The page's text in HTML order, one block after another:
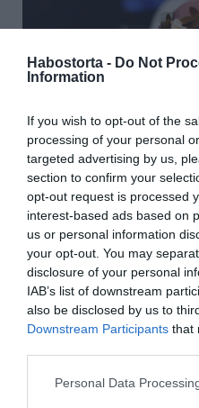
Habostorta - Do Not
Information
If you wish to opt-out of the
processing of your personal
targeted advertising by us,
section to confirm your
opt-out request is processed
interest-based ads based on
us or personal information
your opt-out. You may
disclosure of your personal
IAB’s list of downstream
also be disclosed by us to
Downstream Participants that
Please note that this
Personal Data
Forrás: Blikk
Megosztás: Facebook
Címkék: Harry herceg,
Korábbi bejegyzések